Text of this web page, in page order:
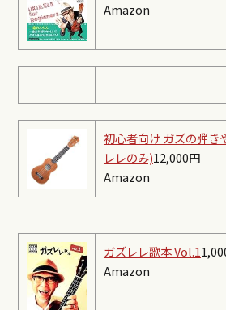
Amazon
初心者向け ガズの弾き
レレのみ)12,000円
Amazon
ガズレレ歌本 Vol.1
Amazon